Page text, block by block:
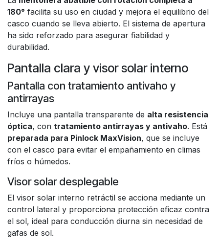
180° facilita su uso en ciudad y mejora el equilibrio del
casco cuando se lleva abierto. El sistema de apertura
ha sido reforzado para asegurar fiabilidad y
durabilidad.
Pantalla clara y visor solar interno
Pantalla con tratamiento antivaho y
antirrayas
Incluye una pantalla transparente de alta resistencia
óptica, con tratamiento antirrayas y antivaho. Está
preparada para Pinlock MaxVision, que se incluye
con el casco para evitar el empañamiento en climas
fríos o húmedos.
Visor solar desplegable
El visor solar interno retráctil se acciona mediante un
control lateral y proporciona protección eficaz contra
el sol, ideal para conducción diurna sin necesidad de
gafas de sol.